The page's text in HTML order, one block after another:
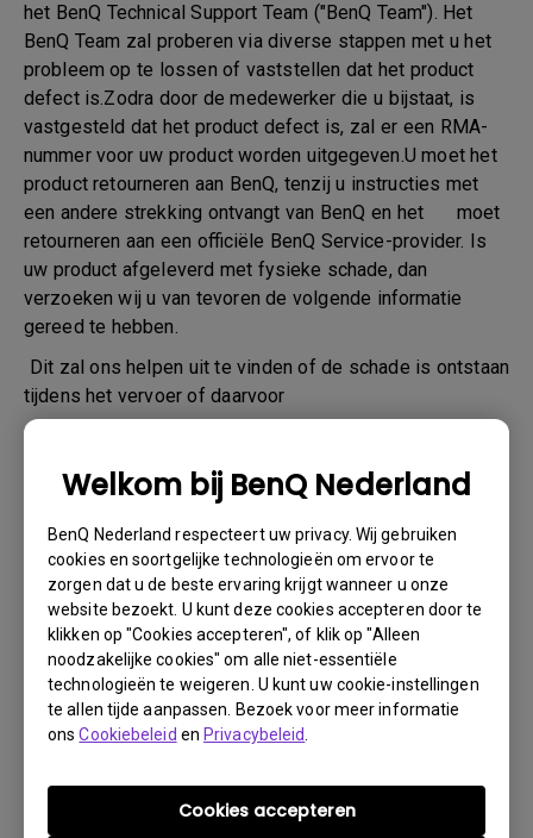
Welkom bij BenQ Nederland
BenQ Nederland respecteert uw privacy. Wij gebruiken
cookies en soortgelijke technologieën om ervoor te
zorgen dat u de beste ervaring krijgt wanneer u onze
website bezoekt. U kunt deze cookies accepteren door te
klikken op "Cookies accepteren", of klik op "Alleen
noodzakelijke cookies" om alle niet-essentiële
technologieën te weigeren. U kunt uw cookie-instellingen
te allen tijde aanpassen. Bezoek voor meer informatie
onsCookiebeleid enPrivacybeleid
Cookies accepteren
het BenQ Technical Support Team ("BenQ Team"). Het
BenQ Team zal proberen via diverse stappen met u het
probleem op te lossen of vaststellen dat het product
defect is.Zodra door de medewerker die u bijstaat, is
vastgesteld dat het product defect is, zal er een RMA-
nummer voor uw product worden uitgegeven.U moet het
product retourneren aan BenQ, tenzij u instructies met
een andere strekking ontvangt van BenQ en het moet
retourneren aan een officiële BenQ Service-provider. Is
uw product afgeleverd met fysieke schade, dan
verzoeken wij u van tevoren de volgende informatie
gereed te hebben.
Dit zal ons helpen uit te vinden of de schade is ontstaan
tijdens het vervoer of daarvoor
1. Informeer BenQ via Internet of de detaillist zo
a. het verpakkingsmateriaal (binnen- en buitenzijde)
b. de fysieke schade
3. Denk er vooral aan de factuur en het afleverbericht
gereed te hebben
4. Gebruik het product niet, omdat gebruikersuren kunnen
worden gecontroleerd.
Garantie Beperking